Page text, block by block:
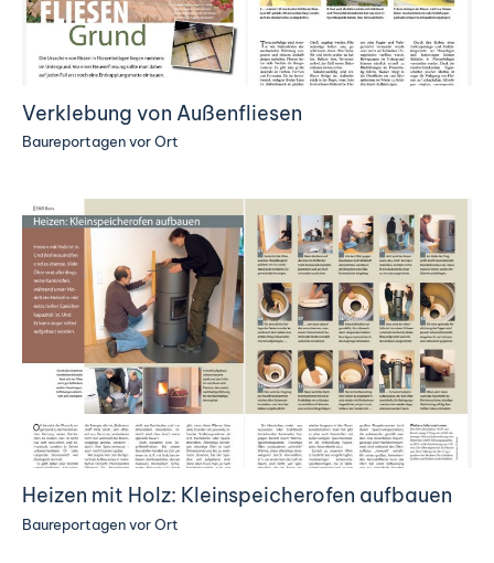
Verklebung von Außenfliesen
Baureportagen vor Ort
Heizen mit Holz: Kleinspeicherofen aufbauen
Baureportagen vor Ort